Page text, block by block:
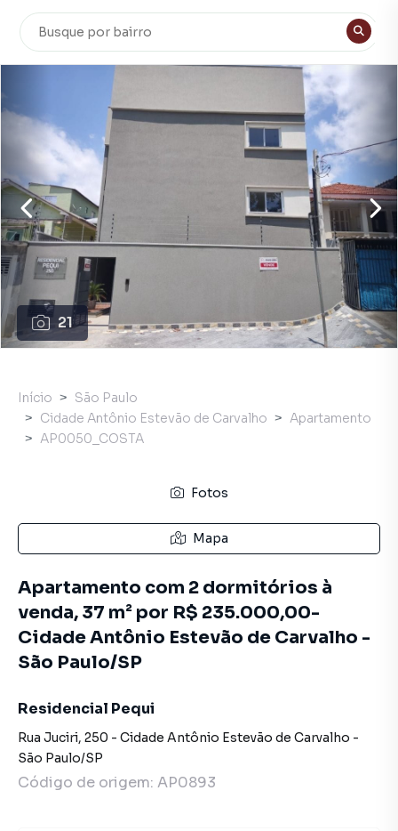
21
Início
São Paulo
Cidade Antônio Estevão de Carvalho
Apartamento
AP0050_COSTA
Fotos
Mapa
Apartamento com 2 dormitórios à
venda, 37 m² por R$ 235.000,00-
Cidade Antônio Estevão de Carvalho -
São Paulo/SP
Residencial Pequi
Rua Juciri, 250 - Cidade Antônio Estevão de Carvalho -
São Paulo/SP
Código de origem: AP0893